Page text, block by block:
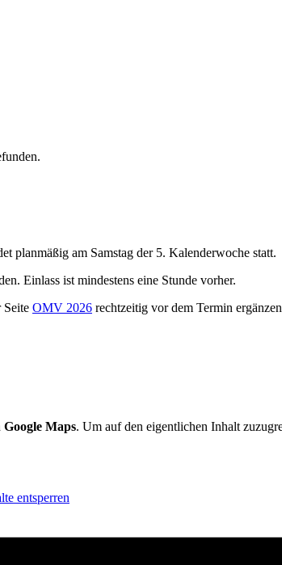
planmäßig am Samstag der 5. Kalenderwoche statt.
Einlass ist mindestens eine Stunde vorher.
OMV 2026 rechtzeitig vor dem Termin
Google Maps. Um auf den eigentlichen Inhalt
entsperren